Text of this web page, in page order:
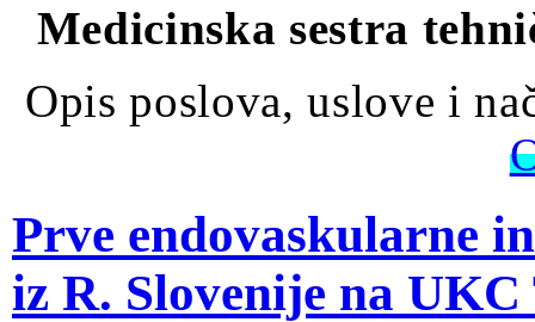
Medicinska sestra
Opis poslova, uslove i
Prve endovaskularne
iz R. Slovenije na UKC